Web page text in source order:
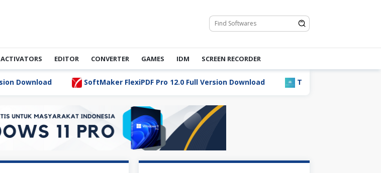
ACTIVATORS EDITOR CONVERTER GAMES IDM SCREEN RECORDER
SoftMaker FlexiPDF Pro 12.0 Full Version Download Total Commander 10.0 Full Version